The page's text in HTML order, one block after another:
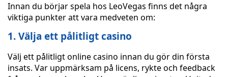
Innan du börjar spela hos LeoVegas finns det några
viktiga punkter att vara medveten om:
1. Välja ett pålitligt casino
Välj ett pålitligt online casino innan du gör din första
insats. Var uppmärksam på licens, rykte och feedback